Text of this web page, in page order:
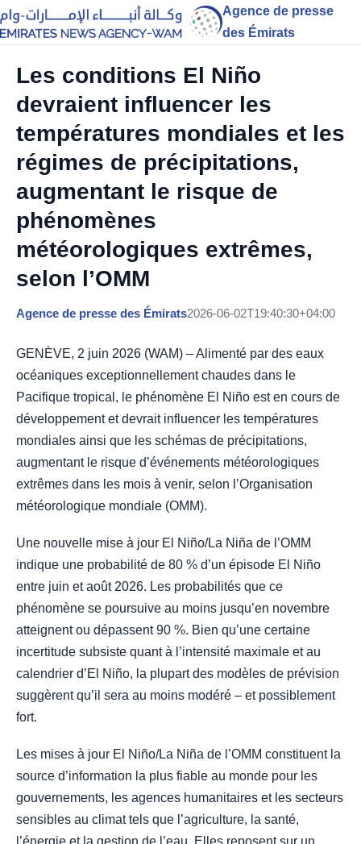
Agence de presse
des Émirats
Les conditions El Niño
devraient influencer les
températures mondiales et les
régimes de précipitations,
augmentant le risque de
phénomènes
météorologiques extrêmes,
selon l’OMM
Agence de presse des Émirats2026-06-02T19:40:30+04:00
GENÈVE, 2 juin 2026 (WAM) – Alimenté par des eaux
océaniques exceptionnellement chaudes dans le
Pacifique tropical, le phénomène El Niño est en cours de
développement et devrait influencer les températures
mondiales ainsi que les schémas de précipitations,
augmentant le risque d’événements météorologiques
extrêmes dans les mois à venir, selon l’Organisation
météorologique mondiale (OMM).
Une nouvelle mise à jour El Niño/La Niña de l’OMM
indique une probabilité de 80 % d’un épisode El Niño
entre juin et août 2026. Les probabilités que ce
phénomène se poursuive au moins jusqu’en novembre
atteignent ou dépassent 90 %. Bien qu’une certaine
incertitude subsiste quant à l’intensité maximale et au
calendrier d’El Niño, la plupart des modèles de prévision
suggèrent qu’il sera au moins modéré – et possiblement
fort.
Les mises à jour El Niño/La Niña de l’OMM constituent la
source d’information la plus fiable au monde pour les
gouvernements, les agences humanitaires et les secteurs
sensibles au climat tels que l’agriculture, la santé,